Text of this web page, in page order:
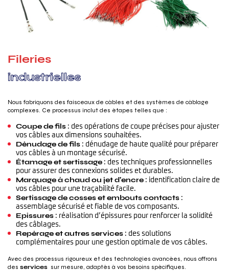
Fileries
industrielles
Nous fabriquons des faisceaux de câbles et des systèmes de câblage
complexes. Ce processus inclut des étapes telles que :
Coupe de fils : des opérations de coupe précises pour ajuster
vos câbles aux dimensions souhaitées.
Dénudage de fils : dénudage de haute qualité pour préparer
vos câbles à un montage sécurisé.
Étamage et sertissage : des techniques professionnelles
pour assurer des connexions solides et durables.
Marquage à chaud ou jet d’encre : identification claire de
vos câbles pour une traçabilité facile.
Sertissage de cosses et embouts contacts :
assemblage sécurisé et fiable de vos composants.
Epissures : réalisation d’épissures pour renforcer la solidité
des câblages.
Repérage et autres services : des solutions
complémentaires pour une gestion optimale de vos câbles.
Avec des processus rigoureux et des technologies avancées, nous offrons
des services sur mesure, adaptés à vos besoins spécifiques.